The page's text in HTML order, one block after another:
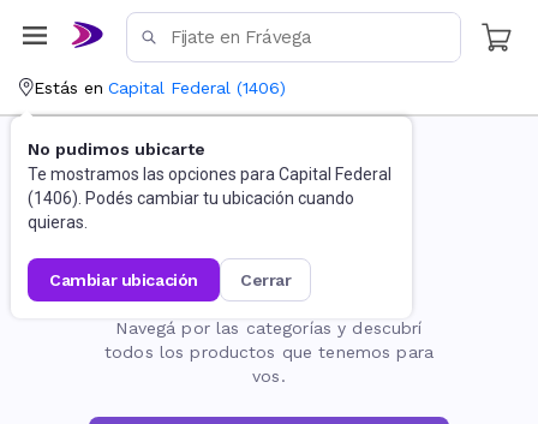
Estás en Capital Federal (1406)
No pudimos ubicarte
Te mostramos las opciones para Capital Federal
(1406). Podés cambiar tu ubicación cuando
quieras.
cambiar ubicación cerrar
La página no existe
Navegá por las categorías y descubrí
todos los productos que tenemos para
vos.